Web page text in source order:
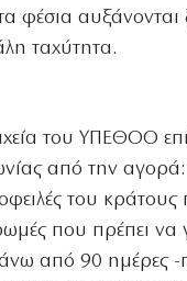
φέσια αυξάνονται
ταχύτητα.
του ΥΠΕΘΟΟ
από την
του κράτους
που πρέπει να
από 90 ημέρες -